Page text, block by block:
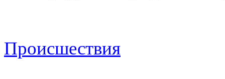
Происшествия